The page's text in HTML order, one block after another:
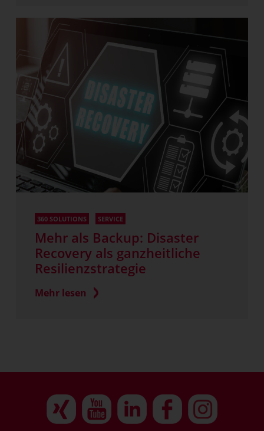
360 SOLUTIONS SERVICE
Mehr als Backup: Disaster
Recovery als ganzheitliche
Resilienzstrategie
Mehr lesen